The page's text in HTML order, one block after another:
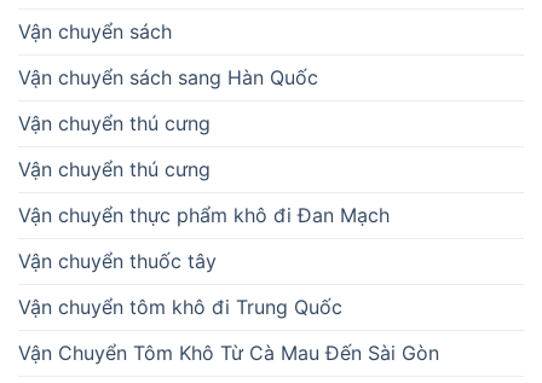
Vận chuyển sách
Vận chuyển sách sang Hàn Quốc
Vận chuyển thú cưng
Vận chuyển thú cưng
Vận chuyển thực phẩm khô đi Đan Mạch
Vận chuyển thuốc tây
Vận chuyển tôm khô đi Trung Quốc
Vận Chuyển Tôm Khô Từ Cà Mau Đến Sài Gòn